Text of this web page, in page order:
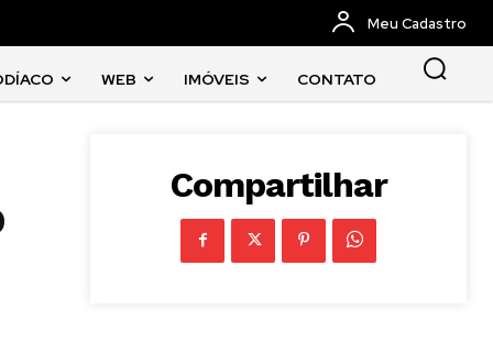
Meu Cadastro
WEB IMÓVEIS CONTATO
Compartilhar